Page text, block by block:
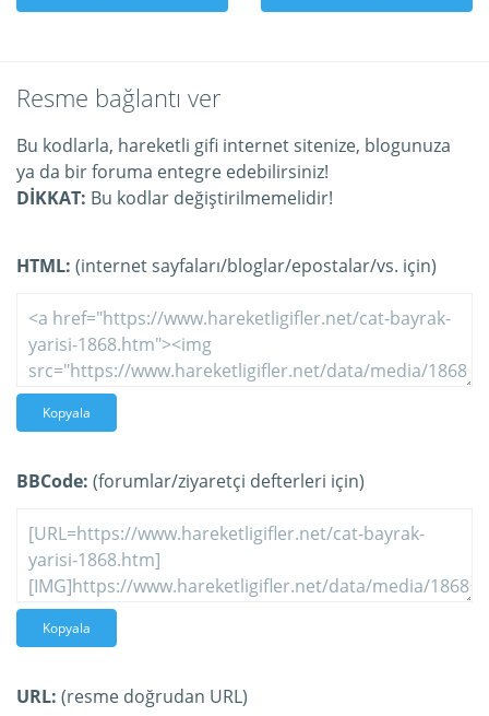
Resme bağlantı ver
Bu kodlarla, hareketli gifi internet sitenize, blogunuza
ya da bir foruma entegre edebilirsiniz!
DİKKAT: Bu kodlar değiştirilmemelidir!
HTML: (internet sayfaları/bloglar/epostalar/vs. için)
Kopyala
BBCode: (forumlar/ziyaretçi defterleri için)
Kopyala
URL: (resme doğrudan URL)